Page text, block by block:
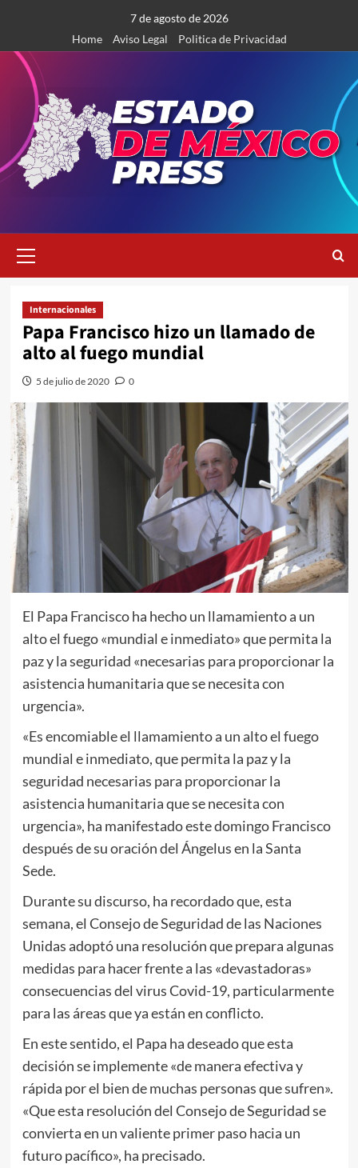
contenido
7 de agosto de 2026
Home
Aviso Legal Politica de Privacidad
primario
Internacionales
Papa Francisco hizo un llamado de
alto al fuego mundial
5 de julio de 2020 0
El Papa Francisco ha hecho un llamamiento a un
alto el fuego «mundial e inmediato» que permita la
paz y la seguridad «necesarias para proporcionar la
asistencia humanitaria que se necesita con
urgencia».
«Es encomiable el llamamiento a un alto el fuego
mundial e inmediato, que permita la paz y la
seguridad necesarias para proporcionar la
asistencia humanitaria que se necesita con
urgencia», ha manifestado este domingo Francisco
después de su oración del Ángelus en la Santa
Sede.
Durante su discurso, ha recordado que, esta
semana, el Consejo de Seguridad de las Naciones
Unidas adoptó una resolución que prepara algunas
medidas para hacer frente a las «devastadoras»
consecuencias del virus Covid-19, particularmente
para las áreas que ya están en conflicto.
En este sentido, el Papa ha deseado que esta
decisión se implemente «de manera efectiva y
rápida por el bien de muchas personas que sufren».
«Que esta resolución del Consejo de Seguridad se
convierta en un valiente primer paso hacia un
futuro pacífico», ha precisado.